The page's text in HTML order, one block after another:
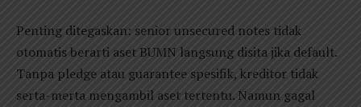
Penting ditegaskan: senior unsecured notes tidak
otomatis berarti aset BUMN langsung disita jika default.
Tanpa pledge atau guarantee spesifik, kreditor tidak
serta-merta mengambil aset tertentu. Namun gagal